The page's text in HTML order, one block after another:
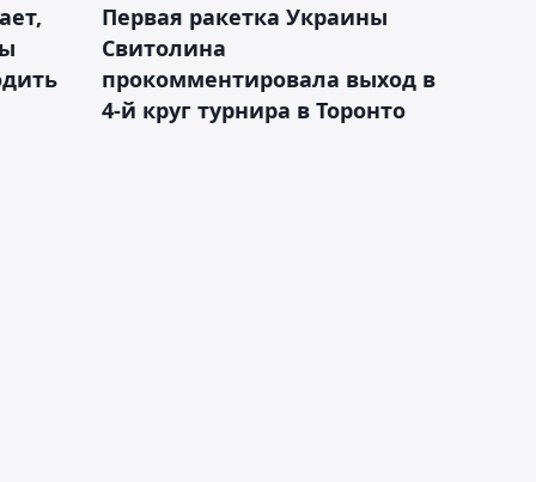
Первая ракетка Украины
Свитолина
прокомментировала выход в
4-й круг турнира в Торонто